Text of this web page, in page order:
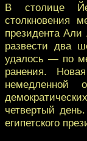
В столице
столкновения
президента
развести два
удалось — по
ранения.
немедленной
четвертый
египетского